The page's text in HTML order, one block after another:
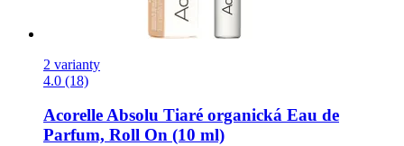
2 varianty
4.0 (18)
AcorelleAbsolu Tiaré organická Eau de
Parfum, Roll On (10 ml)